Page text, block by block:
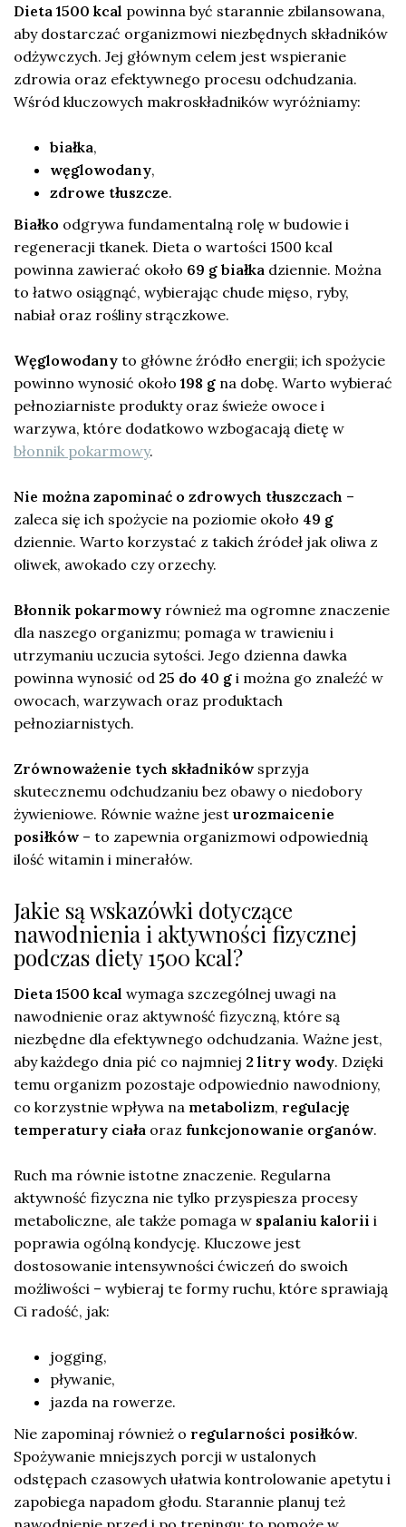
Dieta 1500 kcal powinna być starannie zbilansowana,
aby dostarczać organizmowi niezbędnych składników
odżywczych. Jej głównym celem jest wspieranie
zdrowia oraz efektywnego procesu odchudzania.
Wśród kluczowych makroskładników wyróżniamy:
białka,
węglowodany,
zdrowe tłuszcze.
Białko odgrywa fundamentalną rolę w budowie i
regeneracji tkanek. Dieta o wartości 1500 kcal
powinna zawierać około 69 g białka dziennie. Można
to łatwo osiągnąć, wybierając chude mięso, ryby,
nabiał oraz rośliny strączkowe.
Węglowodany to główne źródło energii; ich spożycie
powinno wynosić około198 g na dobę. Warto wybierać
pełnoziarniste produkty oraz świeże owoce i
warzywa, które dodatkowo wzbogacają dietę w
błonnik pokarmowy.
Nie można zapominać o zdrowych tłuszczach –
zaleca się ich spożycie na poziomie około 49 g
dziennie. Warto korzystać z takich źródeł jak oliwa z
oliwek, awokado czy orzechy.
Błonnik pokarmowy również ma ogromne znaczenie
dla naszego organizmu; pomaga w trawieniu i
utrzymaniu uczucia sytości. Jego dzienna dawka
powinna wynosić od 25 do 40 g i można go znaleźć w
owocach, warzywach oraz produktach
pełnoziarnistych.
Zrównoważenie tych składników sprzyja
skutecznemu odchudzaniu bez obawy o niedobory
żywieniowe. Równie ważne jest urozmaicenie
posiłków – to zapewnia organizmowi odpowiednią
ilość witamin i minerałów.
Jakie są wskazówki dotyczące
nawodnienia i aktywności fizycznej
podczas diety 1500 kcal?
Dieta 1500 kcal wymaga szczególnej uwagi na
nawodnienie oraz aktywność fizyczną, które są
niezbędne dla efektywnego odchudzania. Ważne jest,
aby każdego dnia pić co najmniej 2 litry wody. Dzięki
temu organizm pozostaje odpowiednio nawodniony,
co korzystnie wpływa na metabolizm, regulację
temperatury ciała oraz funkcjonowanie organów.
Ruch ma równie istotne znaczenie. Regularna
aktywność fizyczna nie tylko przyspiesza procesy
metaboliczne, ale także pomaga w spalaniu kalorii i
poprawia ogólną kondycję. Kluczowe jest
dostosowanie intensywności ćwiczeń do swoich
możliwości – wybieraj te formy ruchu, które sprawiają
Ci radość, jak:
jogging,
pływanie,
jazda na rowerze.
Nie zapominaj również o regularności posiłków.
Spożywanie mniejszych porcji w ustalonych
odstępach czasowych ułatwia kontrolowanie apetytu i
zapobiega napadom głodu. Starannie planuj też